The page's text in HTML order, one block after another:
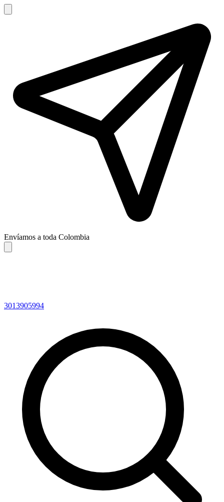
Envíamos a toda Colombia
3013905994